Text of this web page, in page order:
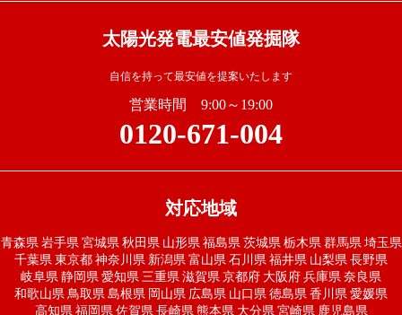
太陽光発電最安値発掘隊
自信を持って最安値を提案いたします
営業時間 9:00～19:00
0120-671-004
対応地域
青森県 岩手県 宮城県 秋田県 山形県 福島県 茨城県 栃木県 群馬県 埼玉県
千葉県 東京都 神奈川県 新潟県 富山県 石川県 福井県 山梨県 長野県
岐阜県 静岡県 愛知県 三重県 滋賀県 京都府 大阪府 兵庫県 奈良県
和歌山県 鳥取県 島根県 岡山県 広島県 山口県 徳島県 香川県 愛媛県
高知県 福岡県 佐賀県 長崎県 熊本県 大分県 宮崎県 鹿児島県